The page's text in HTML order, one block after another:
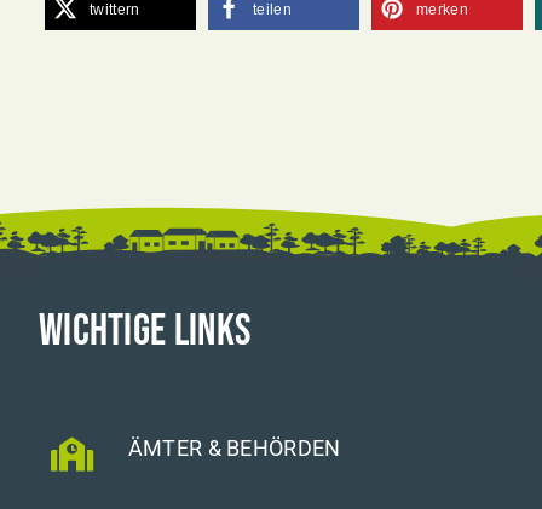
twittern teilen merken
WICHTIGE LINKS
ÄMTER & BEHÖRDEN